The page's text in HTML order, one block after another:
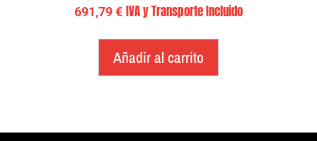
691,79€ IVA y Transporte Incluido
Añadir al carrito